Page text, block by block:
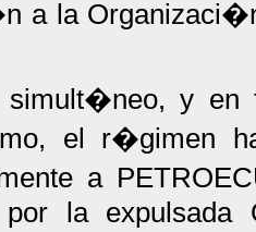
a la
simult�neo, y en
el r�gimen
a
por la